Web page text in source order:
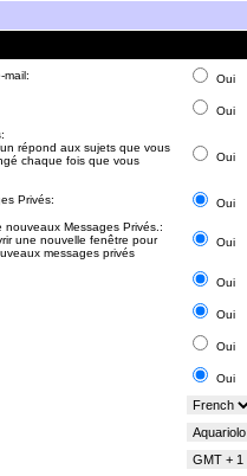
mail: Oui
Oui
répond aux sujets que vous
chaque fois que vous
Oui
Privés:
Oui
Messages Privés.:
une nouvelle fenêtre pour
messages privés
Oui
Oui
Oui
Oui
Oui